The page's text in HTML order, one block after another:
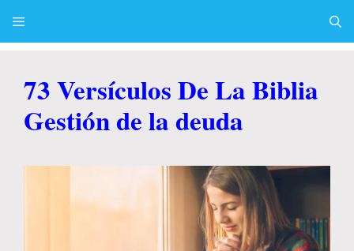
73 Versículos De La Biblia
Gestión de la deuda